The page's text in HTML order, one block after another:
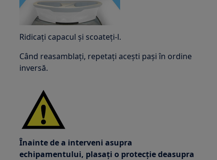
Ridicați capacul și scoateți-l.
Când reasamblați, repetați acești pași în ordine
inversă.
Înainte de a interveni asupra
echipamentului, plasați o protecție deasupra